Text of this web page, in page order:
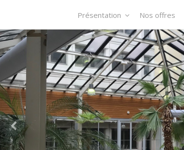
Présentation Nos offres